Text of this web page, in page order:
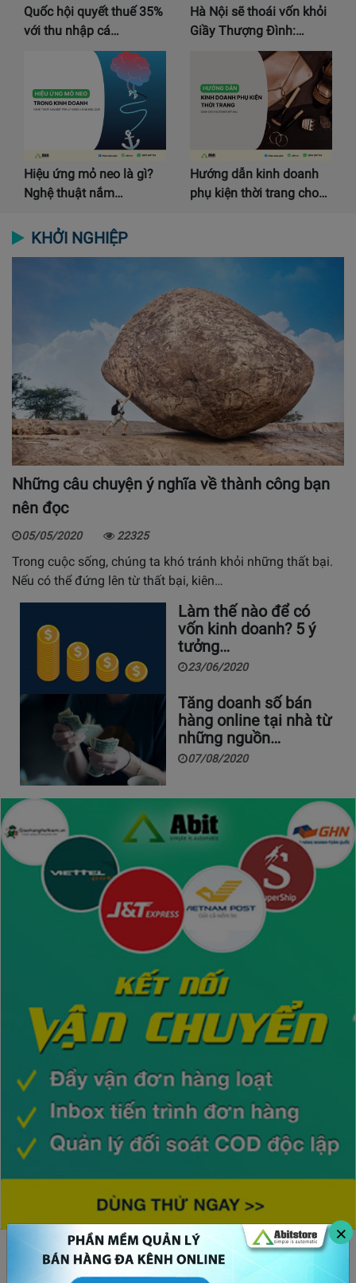
×
Quốc hội quyết thuế 35%
với thu nhập cá…
Hà Nội sẽ thoái vốn khỏi
Giầy Thượng Đình:…
Hiệu ứng mỏ neo là gì?
Nghệ thuật nắm…
Hướng dẫn kinh doanh
phụ kiện thời trang cho…
KHỞI NGHIỆP
Những câu chuyện ý nghĩa về thành công bạn
nên đọc
05/05/2020 22325
Trong cuộc sống, chúng ta khó tránh khỏi những thất bại.
Nếu có thể đứng lên từ thất bại, kiên…
Làm thế nào để có
vốn kinh doanh? 5 ý
tưởng…
23/06/2020
Tăng doanh số bán
hàng online tại nhà từ
những nguồn…
07/08/2020
CHỦ ĐỀ HOT